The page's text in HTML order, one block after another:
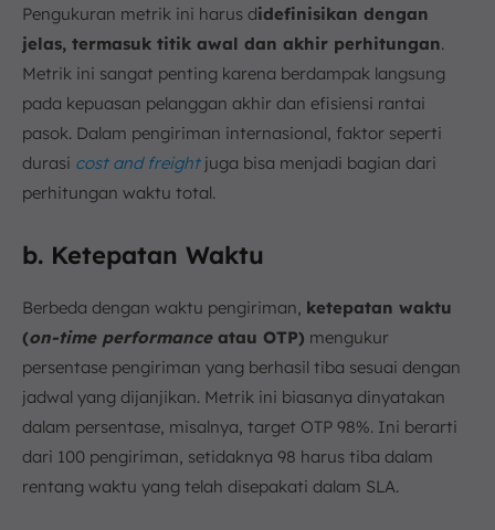
Pengukuran metrik ini harus didefinisikan dengan
jelas, termasuk titik awal dan akhir perhitungan.
Metrik ini sangat penting karena berdampak langsung
pada kepuasan pelanggan akhir dan efisiensi rantai
pasok. Dalam pengiriman internasional, faktor seperti
durasi cost and freightjuga bisa menjadi bagian dari
perhitungan waktu total.
b. Ketepatan Waktu
Berbeda dengan waktu pengiriman, ketepatan waktu
(on-time performanceatau OTP) mengukur
persentase pengiriman yang berhasil tiba sesuai dengan
jadwal yang dijanjikan. Metrik ini biasanya dinyatakan
dalam persentase, misalnya, target OTP 98%. Ini berarti
dari 100 pengiriman, setidaknya 98 harus tiba dalam
rentang waktu yang telah disepakati dalam SLA.